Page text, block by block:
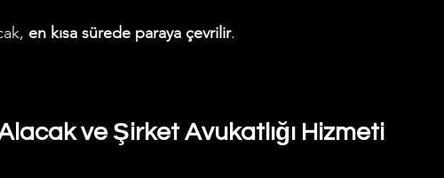
en kısa sürede paraya çevrilir.
ve Şirket Avukatlığı Hizmeti